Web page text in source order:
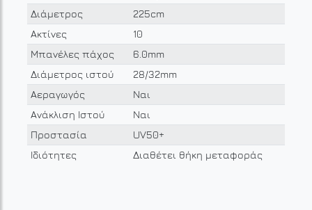
Διάμετρος
225cm
Ακτίνες
10
Μπανέλες πάχος
6.0mm
Διάμετρος ιστού
28/32mm
Αεραγωγός
Ναι
Ανάκλιση Ιστού
Ναι
Προστασία
UV50+
Ιδιότητες
Διαθέτει θήκη μεταφοράς